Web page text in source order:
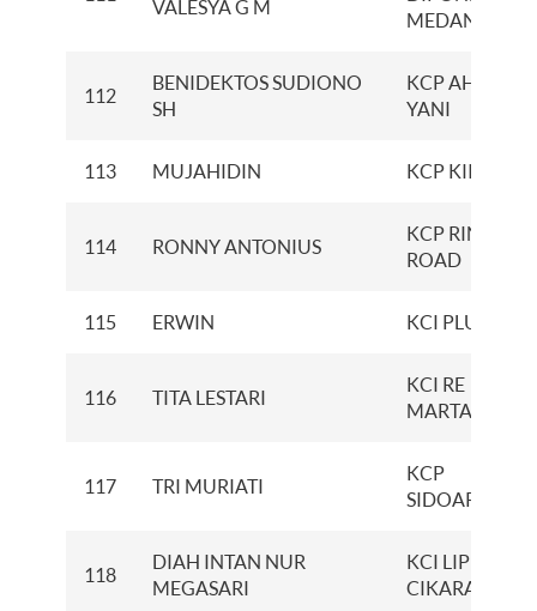
VALESYA G M
MEDAN
112
BENIDEKTOS SUDIONO
SH
KCP AHMAD
YANI
113 MUJAHIDIN KCP KIIC
114 RONNY ANTONIUS
KCP RING
ROAD
115 ERWIN KCI PLUIT
116 TITA LESTARI
KCI RE
117 TRI MURIATI
KCP
SIDOARDJO
118
DIAH INTAN NUR
MEGASARI
KCI LIPPO
CIKARANG